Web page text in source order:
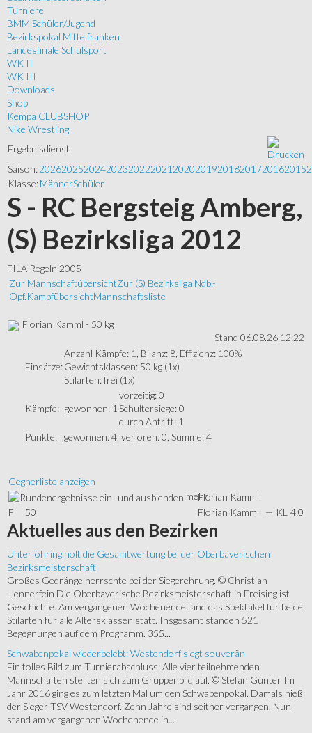
Turniere
BMM Schüler/Jugend
Bezirkspokal Mittelfranken
Landesfinale Schulsport
WK II
WK III
Downloads
Shop
Kempa CLUBSHOP
Nike Wrestling
Ergebnisdienst
Saison:202620252024202320222021 202020192018201720162015
Klasse:MännerSchüler
S - RC Bergsteig Amberg,
(S) Bezirksliga 2012
FILA Regeln 2005
Zur MannschaftübersichtZur (S) Bezirksliga Ndb.-
Opf.KampfübersichtMannschaftsliste
Florian Kamml - 50 kg
Stand 06.08.26 12:22
Einsätze:
Anzahl Kämpfe: 1, Bilanz: 8, Effizienz: 100%
Gewichtsklassen: 50 kg (1x)
Stilarten: frei (1x)
Kämpfe: gewonnen: 1
vorzeitig: 0
Schultersiege: 0
durch Antritt: 1
Punkte: gewonnen: 4, verloren: 0, Summe: 4
Gegnerliste anzeigen
mehrFlorian Kamml
F
50 Florian Kamml — KL 4:0
Aktuelles aus den Bezirken
Unterföhring holt die Gesamtwertung bei der Oberbayerischen
Bezirksmeisterschaft
Großes Gedränge herrschte bei der Siegerehrung. © Christian
Hennerfein Die Oberbayerische Bezirksmeisterschaft in Freising ist
Geschichte. Am vergangenen Wochenende fand das Spektakel für beide
Stilarten für alle Altersklassen statt. Insgesamt standen 521
Begegnungen auf dem Programm. 355...
Schwabenpokal wiederbelebt: Westendorf siegt souverän
Ein tolles Bild zum Turnierabschluss: Alle vier teilnehmenden
Mannschaften stellten sich zum Gruppenbild auf. © Stefan Günter Im
Jahr 2016 ging es zum letzten Mal um den Schwabenpokal. Damals hieß
der Sieger TSV Westendorf. Zehn Jahre sind seither vergangen. Nun
stand am vergangenen Wochenende in...